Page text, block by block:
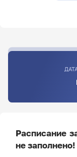
Расписание
не заполнено!